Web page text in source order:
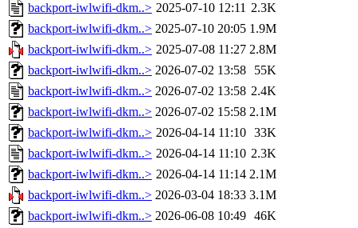
backport-iwlwifi-dkm..> 2025-07-10 12:11 2.3K
backport-iwlwifi-dkm..> 2025-07-10 20:05 1.9M
backport-iwlwifi-dkm..> 2025-07-08 11:27 2.8M
backport-iwlwifi-dkm..> 2026-07-02 13:58
55K
backport-iwlwifi-dkm..> 2026-07-02 13:58 2.4K
backport-iwlwifi-dkm..> 2026-07-02 15:58 2.1M
backport-iwlwifi-dkm..> 2026-04-14 11:10 33K
backport-iwlwifi-dkm..> 2026-04-14 11:10 2.3K
backport-iwlwifi-dkm..> 2026-04-14 11:14 2.1M
backport-iwlwifi-dkm..> 2026-03-04 18:33 3.1M
backport-iwlwifi-dkm..> 2026-06-08 10:49 46K